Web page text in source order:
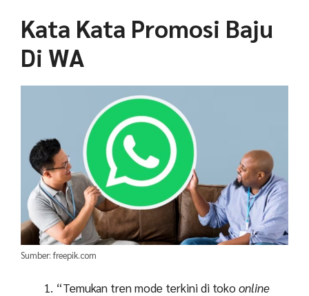
Kata Kata Promosi Baju
Di WA
Sumber: freepik.com
“Temukan tren mode terkini di tokoonline